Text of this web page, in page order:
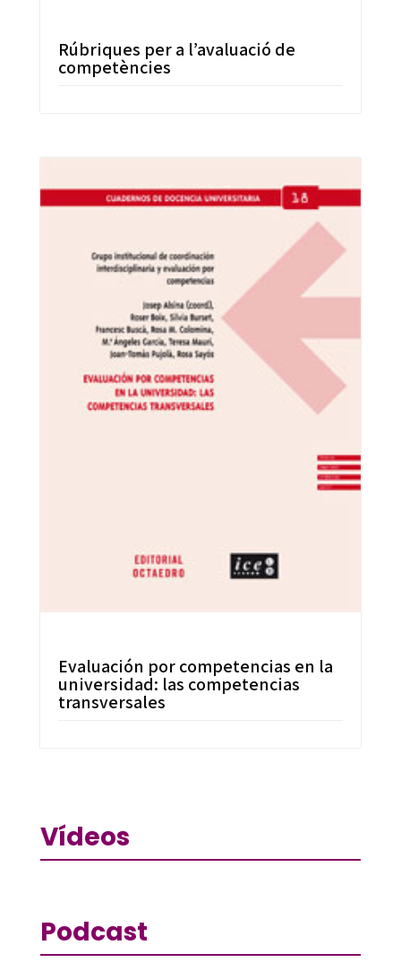
Rúbriques per a l’avaluació de
competències
Evaluación por competencias en la
universidad: las competencias
transversales
Vídeos
Podcast